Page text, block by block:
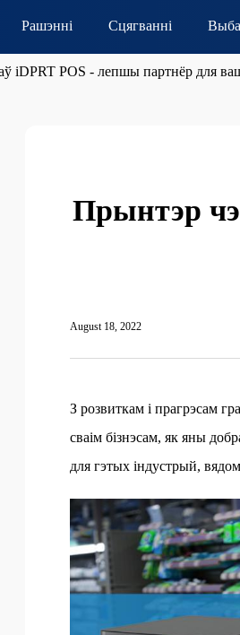
Рашэнні Сцягванні
iDPRT POS - лепшы партнёр для
Прынтэр
August 18, 2022
З розвиткам і прагрэсам
сваім бізнэсам, як яны
для гэтых індустрый,